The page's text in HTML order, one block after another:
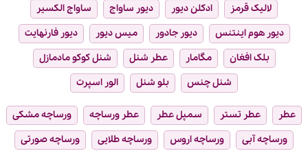
لالیک قرمز
ادکلن دیور دیور ساواج
ساواج الکسیر
دیور هوم اینتنس
دیور جادور میس دیور
دیور فارنهایت
بلک افغان
مگامار عطر شنل
شنل کوکو مادمازل
شنل چنس
بلو شنل الور اسپرت
عطر عطر تستر سمپل عطر عطر ورساچه
ورساچه مشکی
ورساچه آبی
ورساچه اروس ورساچه طلایی
ورساچه صورتی